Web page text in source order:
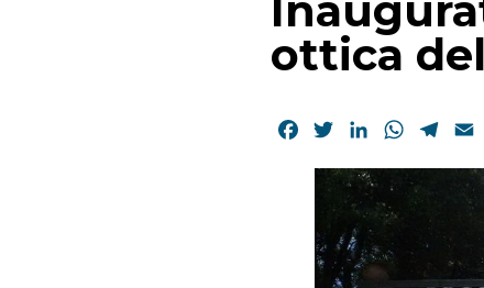
ottica
Facebook
TwitterLinkedIn